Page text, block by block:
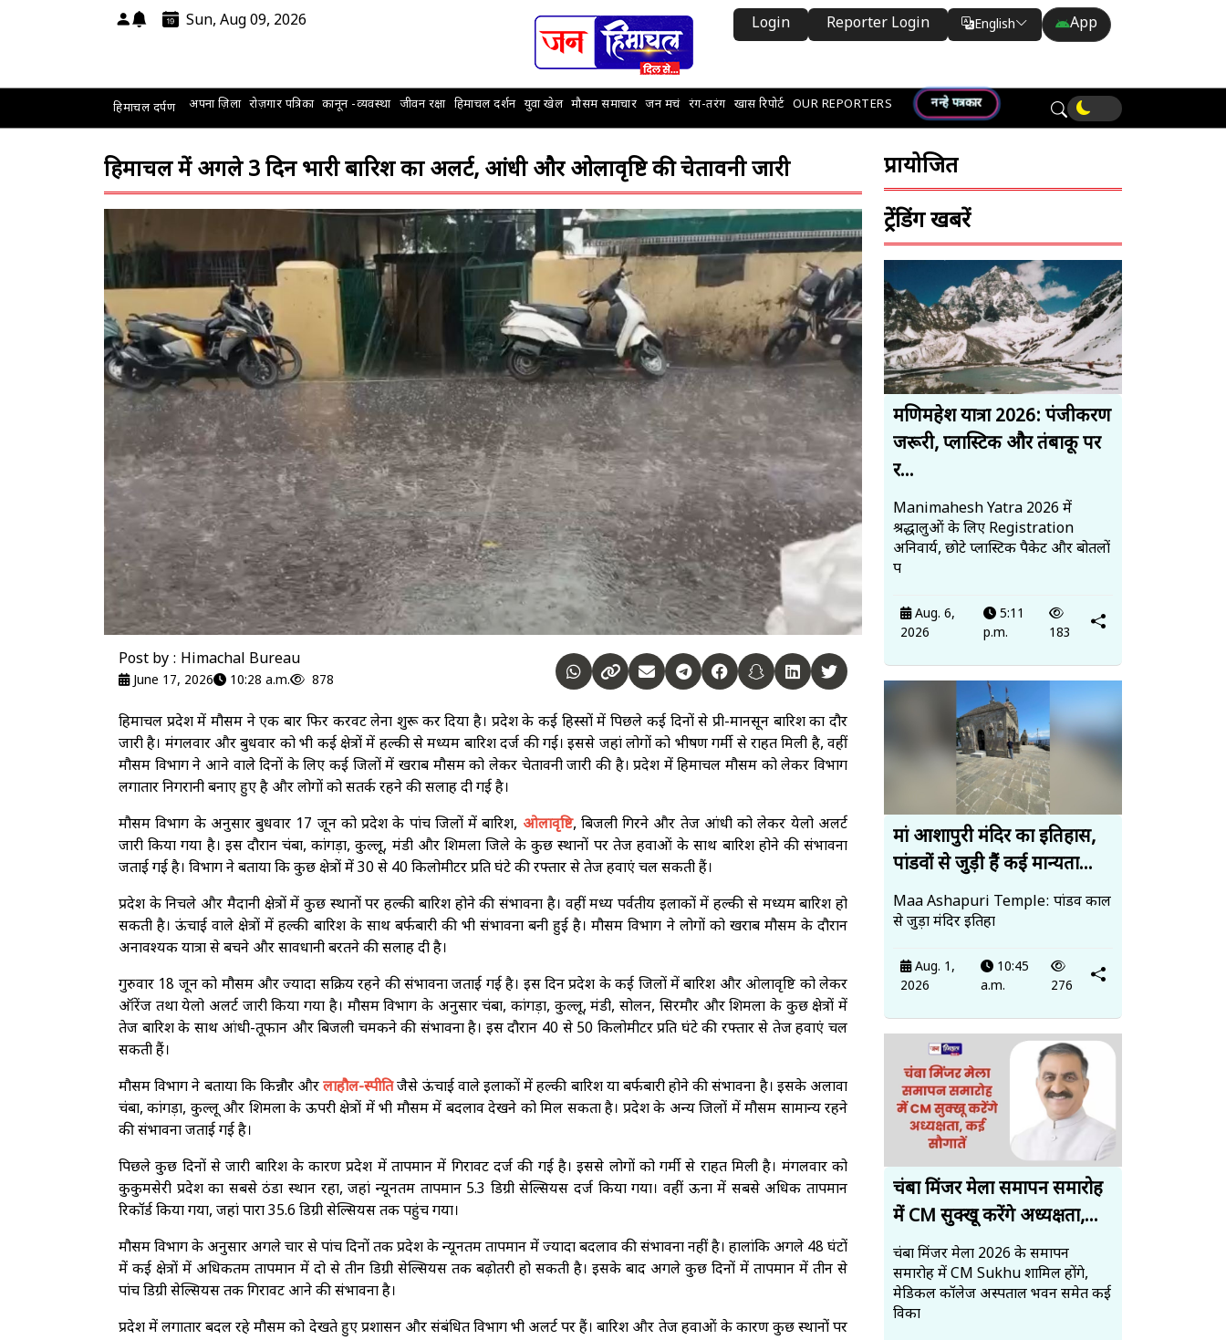
Sun, Aug 09, 2026 Login Reporter Login English
Translate
App
हिमाचल दर्पण अपना ज़िला रोज़गार पत्रिका कानून -व्यवस्था जीवन रक्षा हिमाचल दर्शन युवा खेल मौसम समाचार जन मचं रंग-तरंग खास रिपोर्ट OUR REPORTERS नन्हे पत्रकार
हिमाचल में अगले 3 दिन भारी बारिश का अलर्ट, आंधी और ओलावृष्टि की चेतावनी जारी
Post by : Himachal Bureau
June 17, 2026 10:28 a.m. 878
हिमाचल प्रदेश में मौसम ने एक बार फिर करवट लेना शुरू कर दिया है। प्रदेश के कई हिस्सों में पिछले कई दिनों से प्री-मानसून बारिश का दौर
जारी है। मंगलवार और बुधवार को भी कई क्षेत्रों में हल्की से मध्यम बारिश दर्ज की गई। इससे जहां लोगों को भीषण गर्मी से राहत मिली है, वहीं
मौसम विभाग ने आने वाले दिनों के लिए कई जिलों में खराब मौसम को लेकर चेतावनी जारी की है। प्रदेश में हिमाचल मौसम को लेकर विभाग
लगातार निगरानी बनाए हुए है और लोगों को सतर्क रहने की सलाह दी गई है।
मौसम विभाग के अनुसार बुधवार 17 जून को प्रदेश के पांच जिलों में बारिश, ओलावृष्टि, बिजली गिरने और तेज आंधी को लेकर येलो अलर्ट
जारी किया गया है। इस दौरान चंबा, कांगड़ा, कुल्लू, मंडी और शिमला जिले के कुछ स्थानों पर तेज हवाओं के साथ बारिश होने की संभावना
जताई गई है। विभाग ने बताया कि कुछ क्षेत्रों में 30 से 40 किलोमीटर प्रति घंटे की रफ्तार से तेज हवाएं चल सकती हैं।
प्रदेश के निचले और मैदानी क्षेत्रों में कुछ स्थानों पर हल्की बारिश होने की संभावना है। वहीं मध्य पर्वतीय इलाकों में हल्की से मध्यम बारिश हो
सकती है। ऊंचाई वाले क्षेत्रों में हल्की बारिश के साथ बर्फबारी की भी संभावना बनी हुई है। मौसम विभाग ने लोगों को खराब मौसम के दौरान
अनावश्यक यात्रा से बचने और सावधानी बरतने की सलाह दी है।
गुरुवार 18 जून को मौसम और ज्यादा सक्रिय रहने की संभावना जताई गई है। इस दिन प्रदेश के कई जिलों में बारिश और ओलावृष्टि को लेकर
ऑरेंज तथा येलो अलर्ट जारी किया गया है। मौसम विभाग के अनुसार चंबा, कांगड़ा, कुल्लू, मंडी, सोलन, सिरमौर और शिमला के कुछ क्षेत्रों में
तेज बारिश के साथ आंधी-तूफान और बिजली चमकने की संभावना है। इस दौरान 40 से 50 किलोमीटर प्रति घंटे की रफ्तार से तेज हवाएं चल
सकती हैं।
मौसम विभाग ने बताया कि किन्नौर औरलाहौल-स्पीतिजैसे ऊंचाई वाले इलाकों में हल्की बारिश या बर्फबारी होने की संभावना है। इसके अलावा
चंबा, कांगड़ा, कुल्लू और शिमला के ऊपरी क्षेत्रों में भी मौसम में बदलाव देखने को मिल सकता है। प्रदेश के अन्य जिलों में मौसम सामान्य रहने
की संभावना जताई गई है।
पिछले कुछ दिनों से जारी बारिश के कारण प्रदेश में तापमान में गिरावट दर्ज की गई है। इससे लोगों को गर्मी से राहत मिली है। मंगलवार को
कुकुमसेरी प्रदेश का सबसे ठंडा स्थान रहा, जहां न्यूनतम तापमान 5.3 डिग्री सेल्सियस दर्ज किया गया। वहीं ऊना में सबसे अधिक तापमान
रिकॉर्ड किया गया, जहां पारा 35.6 डिग्री सेल्सियस तक पहुंच गया।
मौसम विभाग के अनुसार अगले चार से पांच दिनों तक प्रदेश के न्यूनतम तापमान में ज्यादा बदलाव की संभावना नहीं है। हालांकि अगले 48 घंटों
में कई क्षेत्रों में अधिकतम तापमान में दो से तीन डिग्री सेल्सियस तक बढ़ोतरी हो सकती है। इसके बाद अगले कुछ दिनों में तापमान में तीन से
पांच डिग्री सेल्सियस तक गिरावट आने की संभावना है।
प्रदेश में लगातार बदल रहे मौसम को देखते हुए प्रशासन और संबंधित विभाग भी अलर्ट पर हैं। बारिश और तेज हवाओं के कारण कुछ स्थानों पर
प्रायोजित
ट्रेंडिंग खबरें
मणिमहेश यात्रा 2026: पंजीकरण
जरूरी, प्लास्टिक और तंबाकू पर
र...
Manimahesh Yatra 2026 में
श्रद्धालुओं के लिए Registration
अनिवार्य, छोटे प्लास्टिक पैकेट और बोतलों
प
Aug. 6,
2026
5:11
p.m.
183
मां आशापुरी मंदिर का इतिहास,
पांडवों से जुड़ी हैं कई मान्यता...
Maa Ashapuri Temple: पांडव काल
से जुड़ा मंदिर इतिहा
Aug. 1,
2026
10:45
a.m.
276
चंबा मिंजर मेला समापन समारोह
में CM सुक्खू करेंगे अध्यक्षता,...
चंबा मिंजर मेला 2026 के समापन
समारोह में CM Sukhu शामिल होंगे,
मेडिकल कॉलेज अस्पताल भवन समेत कई
विका